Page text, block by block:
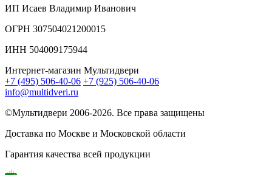
ИП Исаев Владимир Иванович
ОГРН 307504021200015
ИНН 504009175944
Интернет-магазин Мультидвери
+7 (495) 506-40-06 +7 (925) 506-40-06
info@multidveri.ru
©Мультидвери ‎2006-2026. Все права защищены
Доставка по Москве и Московской области
Гарантия качества всей продукции